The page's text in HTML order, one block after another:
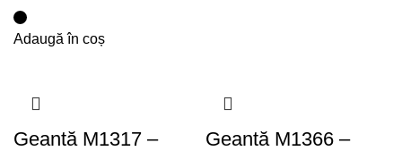
Adaugă în coș
Geantă M1317 –
Geantă M1366 –